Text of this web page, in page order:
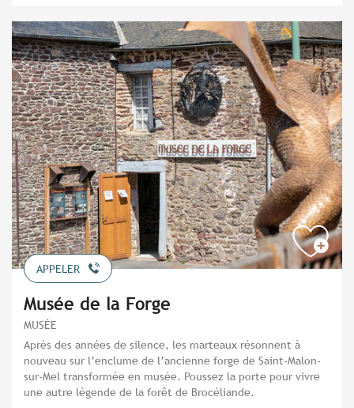
APPELER
Musée de la Forge
MUSÉE
Après des années de silence, les marteaux résonnent à
nouveau sur l’enclume de l’ancienne forge de Saint-Malon-
sur-Mel transformée en musée. Poussez la porte pour vivre
une autre légende de la forêt de Brocéliande.